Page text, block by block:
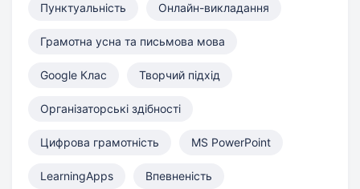
Пунктуальність Онлайн-викладання
Грамотна усна та письмова мова
Google Клас Творчий підхід
Організаторські здібності
Цифрова грамотність MS PowerPoint
LearningApps Впевненість